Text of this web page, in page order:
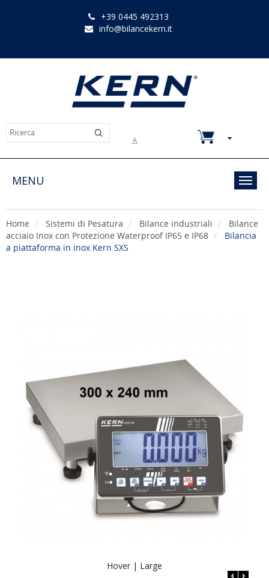
+39 0445 492313
info@bilancekern.it
MENU
Home Sistemi di Pesatura Bilance industriali
Bilance
acciaio Inox con Protezione Waterproof IP65 e IP68
Bilancia
a piattaforma in inox Kern SXS
Hover | Large